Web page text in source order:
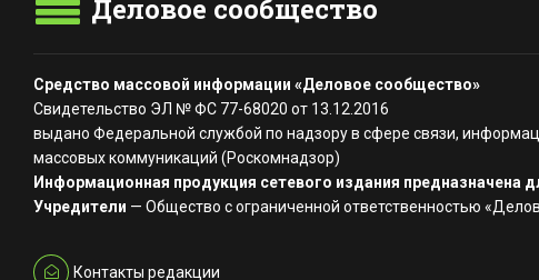
Деловое сообщество
Средство массовой информации «Деловое сообщество»
Свидетельство ЭЛ № ФС 77-68020 от 13.12.2016
выдано Федеральной службой по надзору в сфере связи,
массовых коммуникаций (Роскомнадзор)
Информационная продукция сетевого издания предназначена
Учредители — Общество с ограниченной ответственностью
Контакты редакции